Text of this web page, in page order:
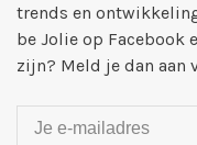
trends en
be Jolie op Facebook
zijn? Meld je dan aan